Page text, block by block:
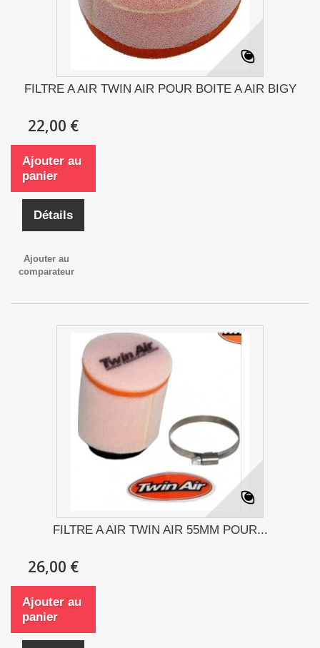
FILTRE A AIR TWIN AIR POUR BOITE A AIR BIGY
22,00 €
Ajouter au
panier
Détails
Ajouter au
comparateur
FILTRE A AIR TWIN AIR 55MM POUR...
26,00 €
Ajouter au
panier